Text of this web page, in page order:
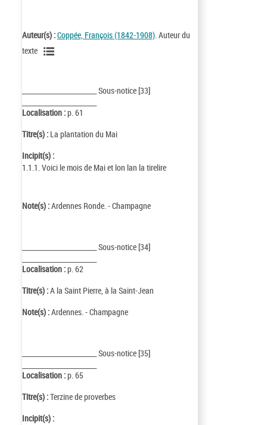
Auteur(s) :Coppée, François (1842-1908). Auteur du
texte
_________________________ Sous-notice [33]
Localisation :p. 61
Titre(s) : La plantation du Mai
Incipit(s) :
1.1.1. Voici le mois de Mai et lon lan la tirelire
Note(s) :Ardennes Ronde. - Champagne
_________________________ Sous-notice [34]
Localisation :p. 62
Titre(s) :A la Saint Pierre, à la Saint-Jean
Note(s) :Ardennes. - Champagne
_________________________ Sous-notice [35]
Localisation :p. 65
Titre(s) :Terzine de proverbes
Incipit(s) :